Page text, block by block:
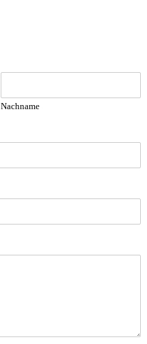
Nachname